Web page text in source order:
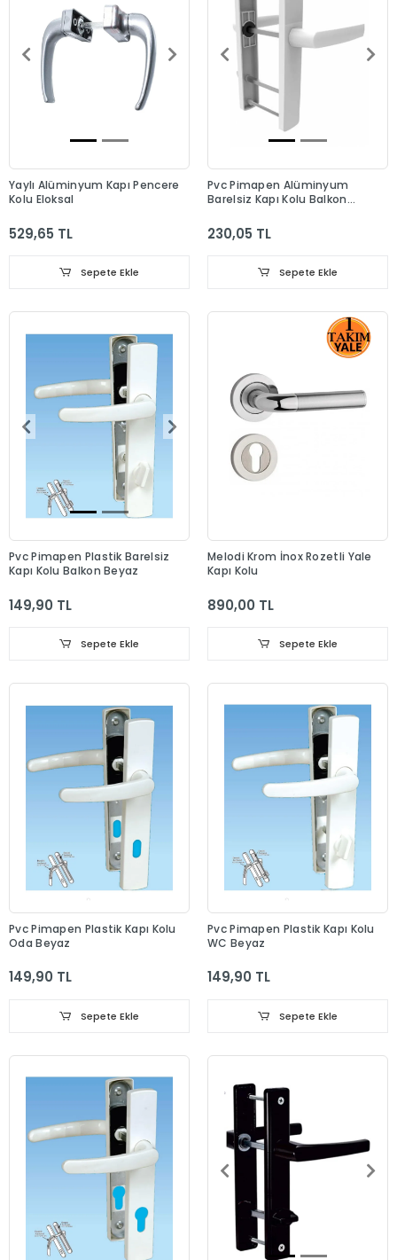
Yaylı Alüminyum Kapı Pencere
Kolu Eloksal
529,65 TL
Sepete Ekle
Pvc Pimapen Alüminyum
Barelsiz Kapı Kolu Balkon
230,05 TL
Sepete Ekle
Pvc Pimapen Plastik Barelsiz
Kapı Kolu Balkon Beyaz
149,90 TL
Sepete Ekle
Melodi Krom İnox Rozetli Yale
Kapı Kolu
890,00 TL
Sepete Ekle
Pvc Pimapen Plastik Kapı Kolu
Oda Beyaz
149,90 TL
Sepete Ekle
Pvc Pimapen Plastik Kapı Kolu
WC Beyaz
149,90 TL
Sepete Ekle